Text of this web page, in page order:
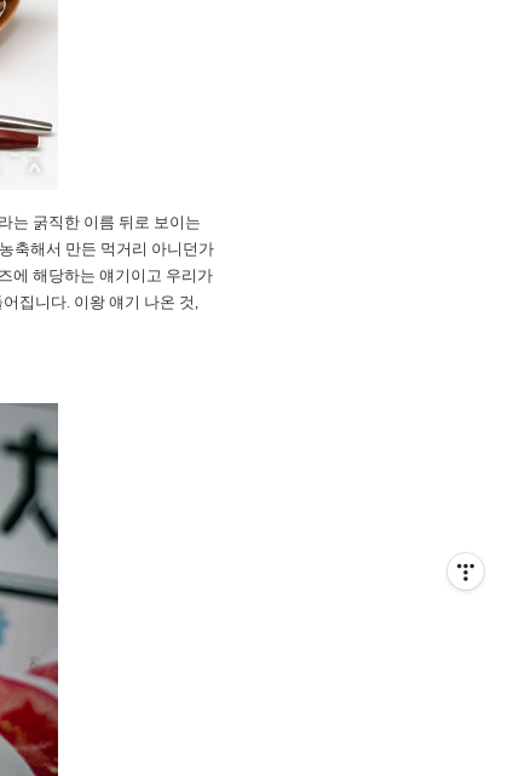
는 굵직한 이름 뒤로 보이는
축해서 만든 먹거리 아니던가
에 해당하는 얘기이고 우리가
집니다. 이왕 얘기 나온 것,